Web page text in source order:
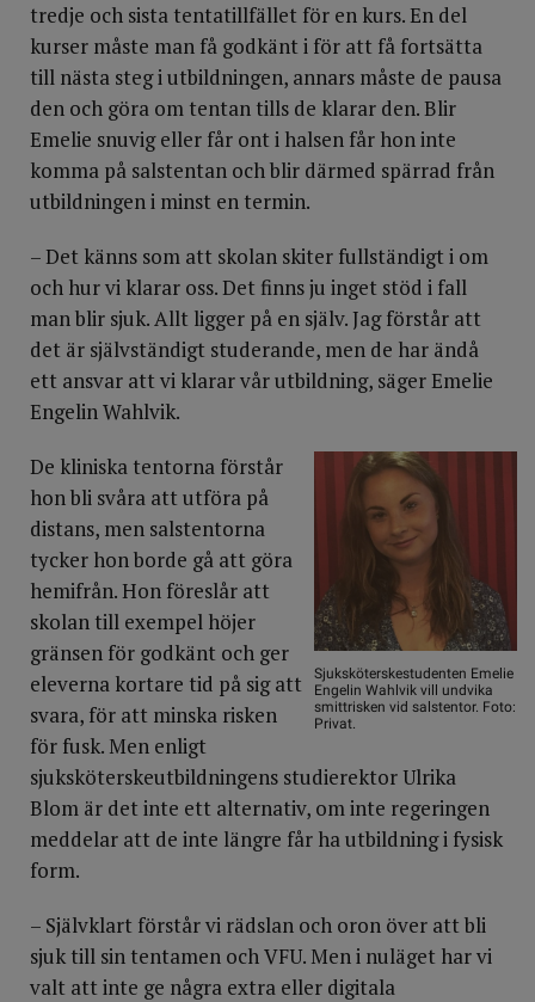
tredje och sista tentatillfället för en kurs. En del
kurser måste man få godkänt i för att få fortsätta
till nästa steg i utbildningen, annars måste de pausa
den och göra om tentan tills de klarar den. Blir
Emelie snuvig eller får ont i halsen får hon inte
komma på salstentan och blir därmed spärrad från
utbildningen i minst en termin.
– Det känns som att skolan skiter fullständigt i om
och hur vi klarar oss. Det finns ju inget stöd i fall
man blir sjuk. Allt ligger på en själv. Jag förstår att
det är självständigt studerande, men de har ändå
ett ansvar att vi klarar vår utbildning, säger Emelie
Engelin Wahlvik.
Sjuksköterskestudenten Emelie
Engelin Wahlvik vill undvika
smittrisken vid salstentor. Foto:
Privat.
De kliniska tentorna förstår
hon bli svåra att utföra på
distans, men salstentorna
tycker hon borde gå att göra
hemifrån. Hon föreslår att
skolan till exempel höjer
gränsen för godkänt och ger
eleverna kortare tid på sig att
svara, för att minska risken
för fusk. Men enligt
sjuksköterskeutbildningens studierektor Ulrika
Blom är det inte ett alternativ, om inte regeringen
meddelar att de inte längre får ha utbildning i fysisk
form.
– Självklart förstår vi rädslan och oron över att bli
sjuk till sin tentamen och VFU. Men i nuläget har vi
valt att inte ge några extra eller digitala